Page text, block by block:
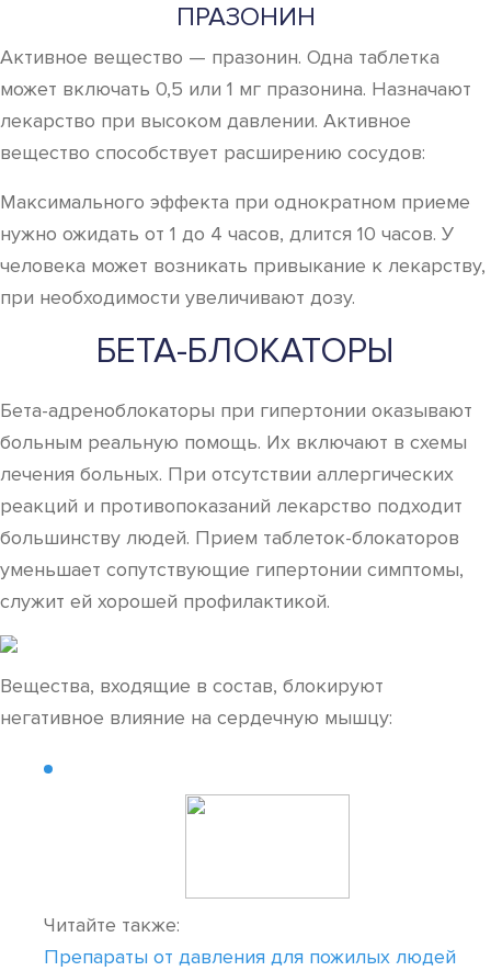
ПРАЗОНИН
Активное вещество — празонин. Одна таблетка
может включать 0,5 или 1 мг празонина. Назначают
лекарство при высоком давлении. Активное
вещество способствует расширению сосудов:
Максимального эффекта при однократном приеме
нужно ожидать от 1 до 4 часов, длится 10 часов. У
человека может возникать привыкание к лекарству,
при необходимости увеличивают дозу.
БЕТА-БЛОКАТОРЫ
Бета-адреноблокаторы при гипертонии оказывают
больным реальную помощь. Их включают в схемы
лечения больных. При отсутствии аллергических
реакций и противопоказаний лекарство подходит
большинству людей. Прием таблеток-блокаторов
уменьшает сопутствующие гипертонии симптомы,
служит ей хорошей профилактикой.
Вещества, входящие в состав, блокируют
негативное влияние на сердечную мышцу:
Читайте также:
Препараты от давления для пожилых людей